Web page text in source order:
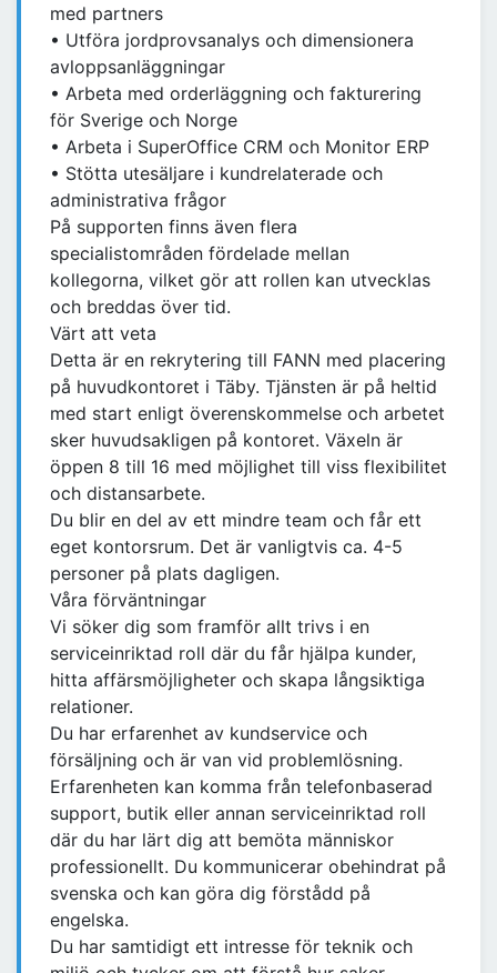
med partners
• Utföra jordprovsanalys och dimensionera
avloppsanläggningar
• Arbeta med orderläggning och fakturering
för Sverige och Norge
• Arbeta i SuperOffice CRM och Monitor ERP
• Stötta utesäljare i kundrelaterade och
administrativa frågor
På supporten finns även flera
specialistområden fördelade mellan
kollegorna, vilket gör att rollen kan utvecklas
och breddas över tid.
Värt att veta
Detta är en rekrytering till FANN med placering
på huvudkontoret i Täby. Tjänsten är på heltid
med start enligt överenskommelse och arbetet
sker huvudsakligen på kontoret. Växeln är
öppen 8 till 16 med möjlighet till viss flexibilitet
och distansarbete.
Du blir en del av ett mindre team och får ett
eget kontorsrum. Det är vanligtvis ca. 4-5
personer på plats dagligen.
Våra förväntningar
Vi söker dig som framför allt trivs i en
serviceinriktad roll där du får hjälpa kunder,
hitta affärsmöjligheter och skapa långsiktiga
relationer.
Du har erfarenhet av kundservice och
försäljning och är van vid problemlösning.
Erfarenheten kan komma från telefonbaserad
support, butik eller annan serviceinriktad roll
där du har lärt dig att bemöta människor
professionellt. Du kommunicerar obehindrat på
svenska och kan göra dig förstådd på
engelska.
Du har samtidigt ett intresse för teknik och